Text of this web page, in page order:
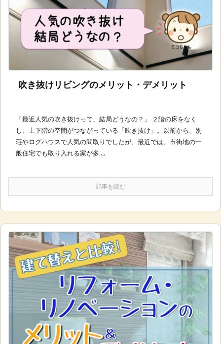
吹き抜けリビングのメリット・デメリット
「最近人気の吹き抜けって、結局どうなの？」 ２階の床をなく
し、上下階の空間がつながっている「吹き抜け」。以前から、別
荘やログハウスで人気の間取りでしたが、最近では、市街地の一
般住宅でも取り入れる家が多 ...
記事を読む